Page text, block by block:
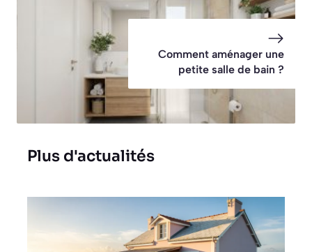
Comment aménager une
petite salle de bain ?
Plus d'actualités